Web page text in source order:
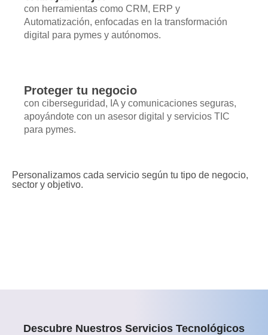
con herramientas como CRM, ERP y
Automatización, enfocadas en la transformación
digital para pymes y autónomos.
Proteger tu negocio
con ciberseguridad, IA y comunicaciones seguras,
apoyándote con un asesor digital y servicios TIC
para pymes.
Personalizamos cada servicio según tu tipo de negocio,
sector y objetivo.
Descubre Nuestros Servicios Tecnológicos